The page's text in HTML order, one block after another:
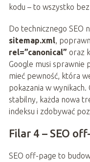
kodu – to wszystko
Do technicznego SEO
sitemap.xml,
rel=”canonical” oraz
Google musi sprawnie
mieć pewność, która
pokazania w
stabilny, każda nowa
indeksu i zdobywać
Filar 4 – SEO
SEO off-page to